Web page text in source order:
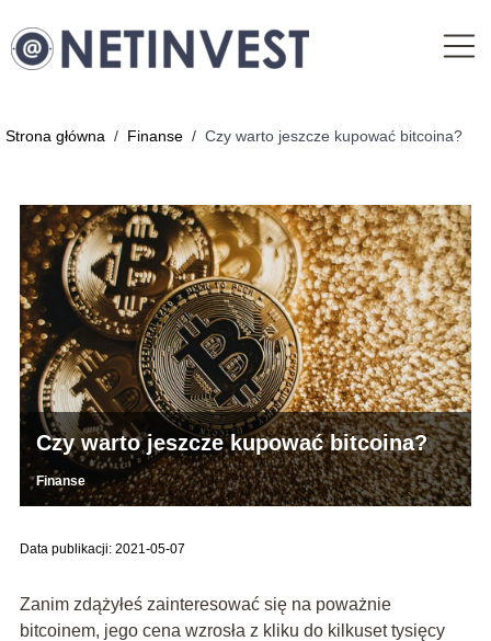
Strona główna / Finanse / Czy warto jeszcze kupować bitcoina?
Czy warto jeszcze kupować bitcoina?
Finanse
Data publikacji: 2021-05-07
Zanim zdążyłeś zainteresować się na poważnie
bitcoinem, jego cena wzrosła z kliku do kilkuset tysięcy